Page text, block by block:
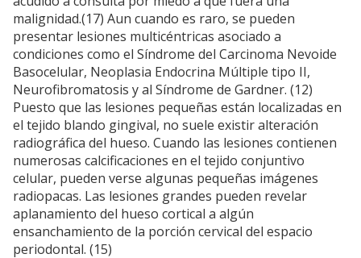
malignidad.(17) Aun cuando es raro, se pueden
presentar lesiones multicéntricas asociado a
condiciones como el Síndrome del Carcinoma Nevoide
Basocelular, Neoplasia Endocrina Múltiple tipo II,
Neurofibromatosis y al Síndrome de Gardner. (12)
Puesto que las lesiones pequeñas están localizadas en
el tejido blando gingival, no suele existir alteración
radiográfica del hueso. Cuando las lesiones contienen
numerosas calcificaciones en el tejido conjuntivo
celular, pueden verse algunas pequeñas imágenes
radiopacas. Las lesiones grandes pueden revelar
aplanamiento del hueso cortical a algún
ensanchamiento de la porción cervical del espacio
periodontal. (15)